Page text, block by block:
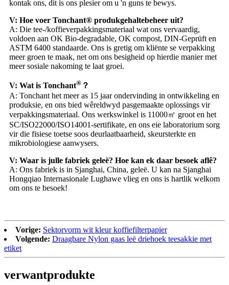
kontak ons, dit is ons plesier om u 'n guns te bewys.
V: Hoe voer Tonchant® produkgehaltebeheer uit?
A: Die tee-/koffieverpakkingsmateriaal wat ons vervaardig,
voldoen aan OK Bio-degradable, OK compost, DIN-Geprüft en
ASTM 6400 standaarde. Ons is gretig om kliënte se verpakking
meer groen te maak, net om ons besigheid op hierdie manier met
meer sosiale nakoming te laat groei.
V: Wat is Tonchant® ？
A: Tonchant het meer as 15 jaar ondervinding in ontwikkeling en
produksie, en ons bied wêreldwyd pasgemaakte oplossings vir
verpakkingsmateriaal. Ons werkswinkel is 11000㎡ groot en het
SC/ISO22000/ISO14001-sertifikate, en ons eie laboratorium sorg
vir die fisiese toetse soos deurlaatbaarheid, skeursterkte en
mikrobiologiese aanwysers.
V: Waar is julle fabriek geleë? Hoe kan ek daar besoek aflê?
A: Ons fabriek is in Sjanghai, China, geleë. U kan na Sjanghai
Hongqiao Internasionale Lughawe vlieg en ons is hartlik welkom
om ons te besoek!
Vorige: Sektorvorm wit kleur koffiefilterpapier
Volgende: Draagbare Nylon gaas leë driehoek teesakkie met
etiket
verwantprodukte